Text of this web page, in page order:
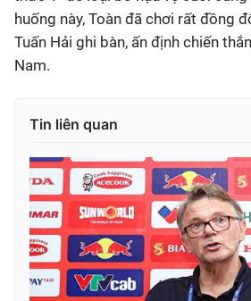
huống này, Toàn đã chơi rất đồng
Tuấn Hải ghi bàn, ấn định chiến
Nam.
Tin liên quan